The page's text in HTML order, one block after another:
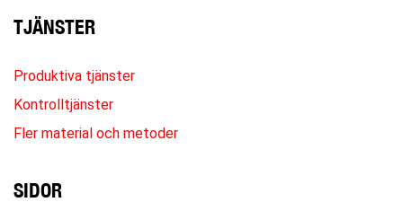
TJÄNSTER
Produktiva tjänster
Kontrolltjänster
Fler material och metoder
SIDOR